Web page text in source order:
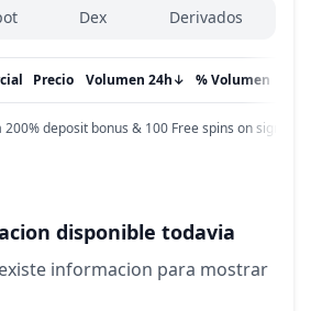
Dex Derivados
Precio ↓
Volumen 24h % Volumen
200% deposit bonus & 100 Free spins on sign up!
disponible todavia
informacion para mostrar